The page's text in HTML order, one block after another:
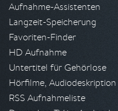
Aufnahme-Assistenten
Langzeit-Speicherung
Favoriten-Finder
HD Aufnahme
Untertitel für Gehörlose
Hörfilme, Audiodeskription
RSS Aufnahmeliste